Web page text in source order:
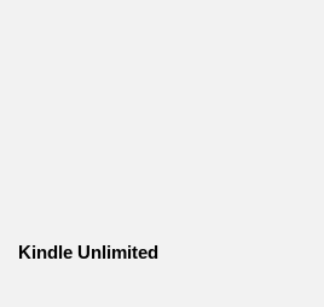
Kindle Unlimited